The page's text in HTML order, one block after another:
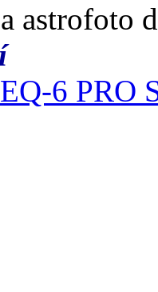
astrofoto
6 PRO